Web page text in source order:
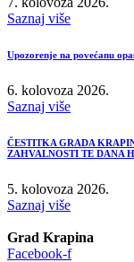
Saznaj više
Upozorenje na povećanu
6. kolovoza 2026.
Saznaj više
ČESTITKA GRADA
ZAHVALNOSTI TE DANA
5. kolovoza 2026.
Saznaj više
Grad Krapina
Facebook-f